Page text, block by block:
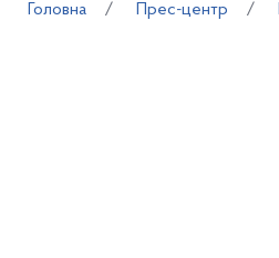
Головна Прес-центр